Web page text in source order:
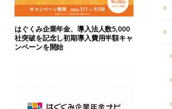
はぐくみ企業年金、導入法人数5,000
社突破を記念し初期導入費用半額キャ
ンペーンを開始